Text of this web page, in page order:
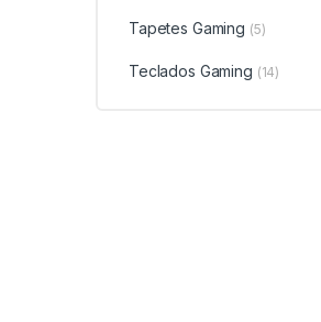
Tapetes Gaming (5)
Teclados Gaming (14)